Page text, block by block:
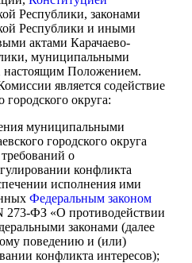
Республики, законами
Республики и иными
актами Карачаево-
муниципальными
настоящим Положением.
является содействие
городского округа:
муниципальными
городского округа
о
конфликта
исполнения ими
Федеральным законом
273-ФЗ «О противодействии
законами (далее
поведению и (или)
конфликта интересов);
Об округе